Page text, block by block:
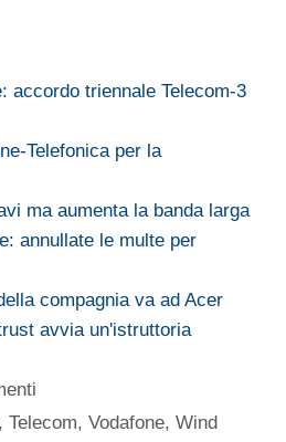
accordo triennale Telecom-3
Telefonica per la
ma aumenta la banda larga
annullate le multe per
compagnia va ad Acer
avvia un'istruttoria
,Telecom,Vodafone,Wind